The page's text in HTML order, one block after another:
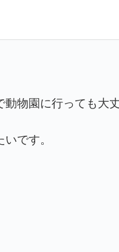
動物園に行っても大
です。